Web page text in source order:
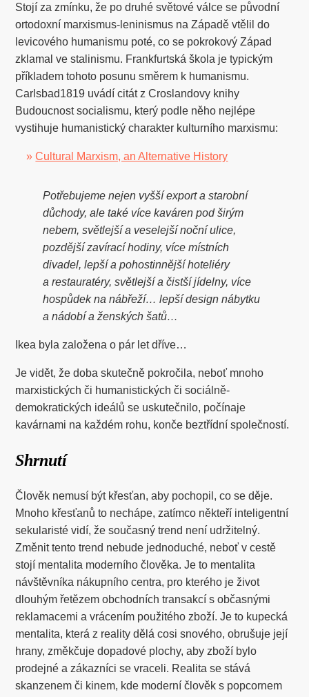
Stojí za zmínku, že po druhé světové válce se původní
ortodoxní marxismus-leninismus na Západě vtělil do
levicového humanismu poté, co se pokrokový Západ
zklamal ve stalinismu. Frankfurtská škola je typickým
příkladem tohoto posunu směrem k humanismu.
Carlsbad1819 uvádí citát z Croslandovy knihy
Budoucnost socialismu, který podle něho nejlépe
vystihuje humanistický charakter kulturního marxismu:
»Cultural Marxism, an Alternative History
Potřebujeme nejen vyšší export a starobní
důchody, ale také více kaváren pod širým
nebem, světlejší a veselejší noční ulice,
pozdější zavírací hodiny, více místních
divadel, lepší a pohostinnější hoteliéry
a restauratéry, světlejší a čistší jídelny, více
hospůdek na nábřeží… lepší design nábytku
a nádobí a ženských šatů…
Ikea byla založena o pár let dříve…
Je vidět, že doba skutečně pokročila, neboť mnoho
marxistických či humanistických či sociálně-
demokratických ideálů se uskutečnilo, počínaje
kavárnami na každém rohu, konče beztřídní společností.
Shrnutí
Člověk nemusí být křesťan, aby pochopil, co se děje.
Mnoho křesťanů to nechápe, zatímco někteří inteligentní
sekularisté vidí, že současný trend není udržitelný.
Změnit tento trend nebude jednoduché, neboť v cestě
stojí mentalita moderního člověka. Je to mentalita
návštěvníka nákupního centra, pro kterého je život
dlouhým řetězem obchodních transakcí s občasnými
reklamacemi a vrácením použitého zboží. Je to kupecká
mentalita, která z reality dělá cosi snového, obrušuje její
hrany, změkčuje dopadové plochy, aby zboží bylo
prodejné a zákazníci se vraceli. Realita se stává
skanzenem či kinem, kde moderní člověk s popcornem